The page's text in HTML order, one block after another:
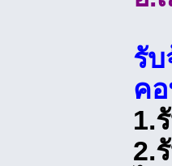
รับ
ค
1.
2.